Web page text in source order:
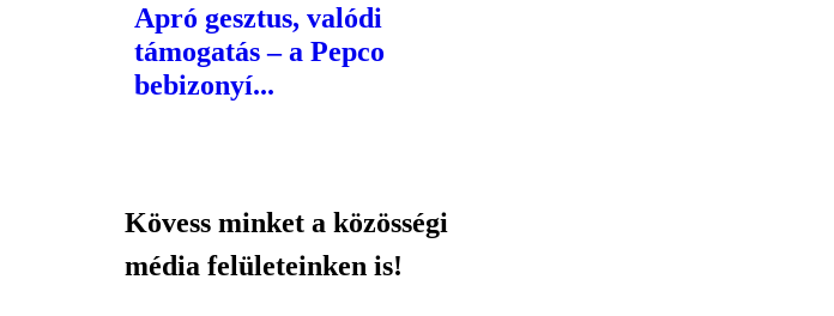
Apró gesztus, valódi
támogatás – a Pepco
bebizonyí...
Kövess minket a közösségi
média felületeinken is!